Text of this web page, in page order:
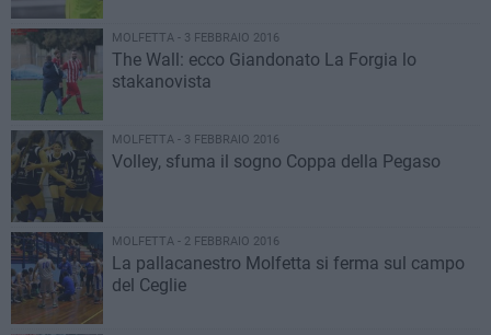
MOLFETTA - 3 FEBBRAIO 2016
The Wall: ecco Giandonato La Forgia lo
stakanovista
MOLFETTA - 3 FEBBRAIO 2016
Volley, sfuma il sogno Coppa della Pegaso
MOLFETTA - 2 FEBBRAIO 2016
La pallacanestro Molfetta si ferma sul campo
del Ceglie